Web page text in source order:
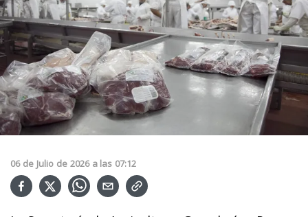
06 de Julio de 2026 a las 07:12